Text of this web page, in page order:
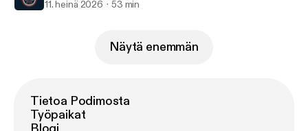
11. heinä 2026 53 min
Näytä enemmän
Tietoa Podimosta
Työpaikat